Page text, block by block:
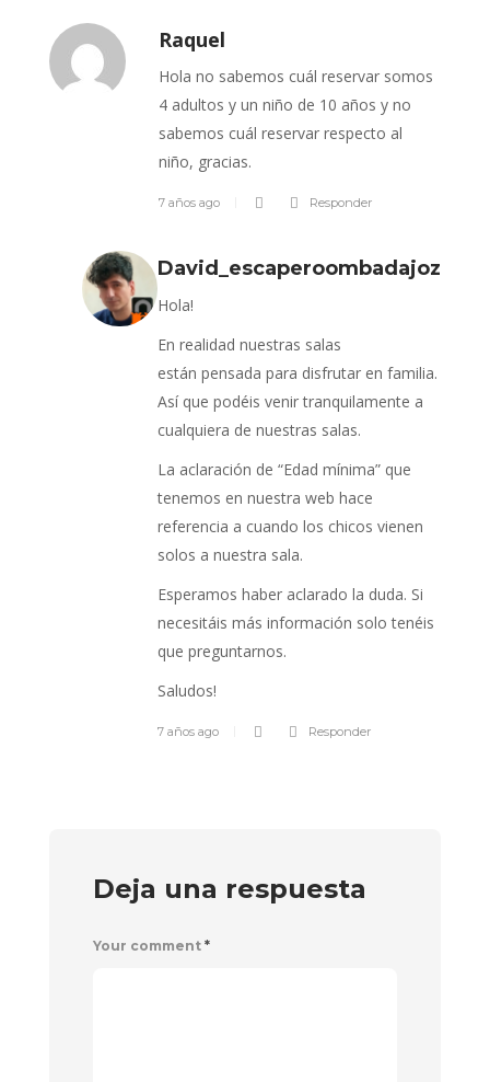
Raquel
Hola no sabemos cuál reservar somos
4 adultos y un niño de 10 años y no
sabemos cuál reservar respecto al
niño, gracias.
7 años ago Responder
David_escaperoombadajoz
Hola!
En realidad nuestras salas
están pensada para disfrutar en familia.
Así que podéis venir tranquilamente a
cualquiera de nuestras salas.
La aclaración de “Edad mínima” que
tenemos en nuestra web hace
referencia a cuando los chicos vienen
solos a nuestra sala.
Esperamos haber aclarado la duda. Si
necesitáis más información solo tenéis
que preguntarnos.
Saludos!
7 años ago Responder
Deja una respuesta
Your comment *